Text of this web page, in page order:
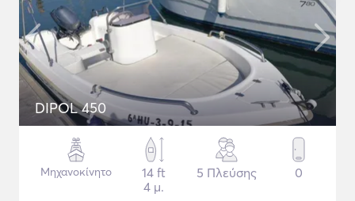
DIPOL 450
Μηχανοκίνητο
14 ft
4 μ.
5 Πλεύσης 0